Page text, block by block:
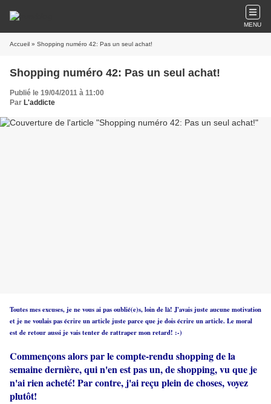
MENU
Accueil » Shopping numéro 42: Pas un seul achat!
Shopping numéro 42: Pas un seul achat!
Publié le 19/04/2011 à 11:00
Par L'addicte
Toutes mes excuses, je ne vous ai pas oublié(e)s, loin de là! J'avais juste aucune motivation
et je ne voulais pas écrire un article juste parce que je dois écrire un article. Le moral
est de retour aussi je vais tenter de rattraper mon retard! :-)
Commençons alors par le compte-rendu shopping de la
semaine dernière, qui n'en est pas un, de shopping, vu que je
n'ai rien acheté! Par contre, j'ai reçu plein de choses, voyez
plutôt!